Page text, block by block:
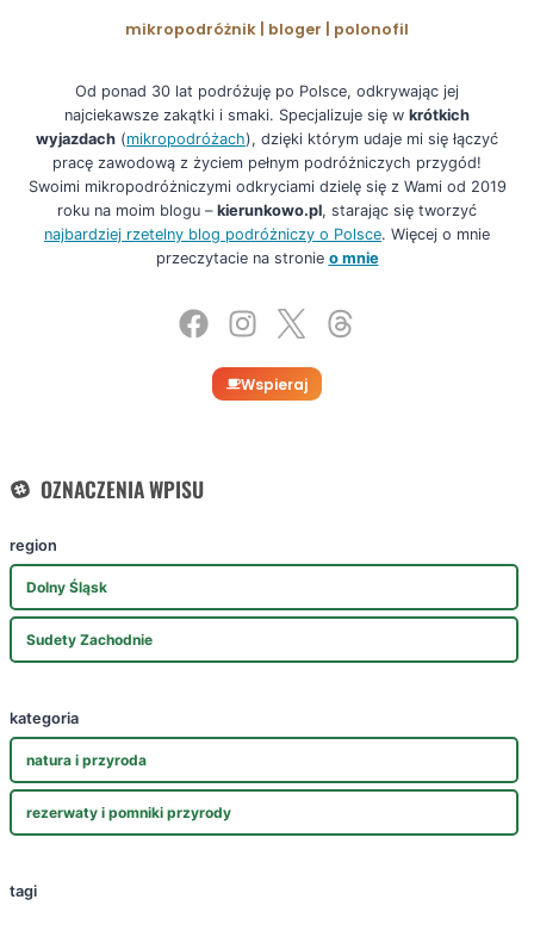
mikropodróżnik | bloger | polonofil
Od ponad 30 lat podróżuję po Polsce, odkrywając jej
najciekawsze zakątki i smaki. Specjalizuje się w krótkich
wyjazdach (mikropodróżach), dzięki którym udaje mi się łączyć
pracę zawodową z życiem pełnym podróżniczych przygód!
Swoimi mikropodróżniczymi odkryciami dzielę się z Wami od 2019
roku na moim blogu – kierunkowo.pl, starając się tworzyć
najbardziej rzetelny blog podróżniczy o Polsce. Więcej o mnie
przeczytacie na stronie o mnie
Wspieraj
OZNACZENIA WPISU
region
Dolny Śląsk
Sudety Zachodnie
kategoria
natura i przyroda
rezerwaty i pomniki przyrody
tagi